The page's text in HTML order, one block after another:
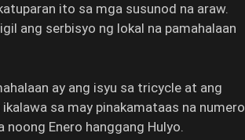
ito sa mga susunod na araw.
ang serbisyo ng lokal na pamahalaan
ay ang isyu sa tricycle at ang
sa may pinakamataas na numero
noong Enero hanggang Hulyo.